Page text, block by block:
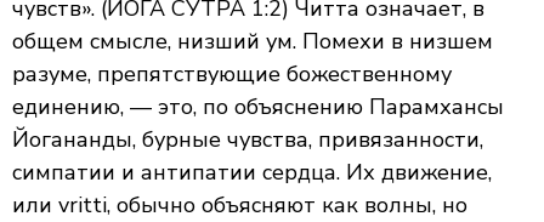
чувств». (ЙОГА СУТРА 1:2) Читта означает, в
общем смысле, низший ум. Помехи в низшем
разуме, препятствующие божественному
единению, — это, по объяснению Парамхансы
Йогананды, бурные чувства, привязанности,
симпатии и антипатии сердца. Их движение,
или vritti, обычно объясняют как волны, но